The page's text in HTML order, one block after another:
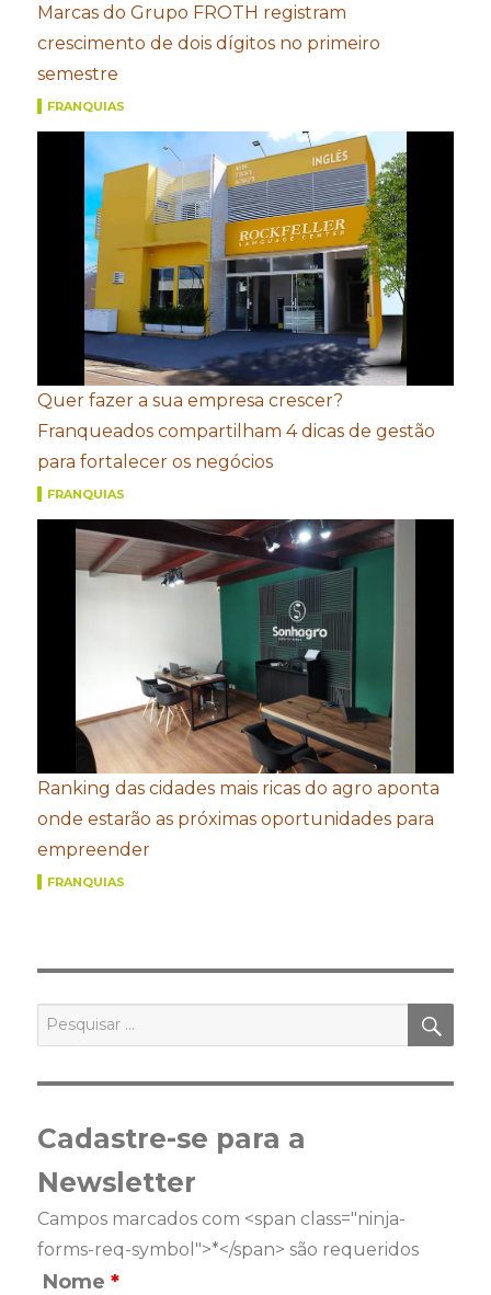
Marcas do Grupo FROTH registram
crescimento de dois dígitos no primeiro
semestre
FRANQUIAS
Quer fazer a sua empresa crescer?
Franqueados compartilham 4 dicas de gestão
para fortalecer os negócios
FRANQUIAS
Ranking das cidades mais ricas do agro aponta
onde estarão as próximas oportunidades para
empreender
FRANQUIAS
Pesquisar
por:
Cadastre-se para a
Newsletter
Campos marcados com <span class="ninja-
forms-req-symbol">*</span> são requeridos
Nome*